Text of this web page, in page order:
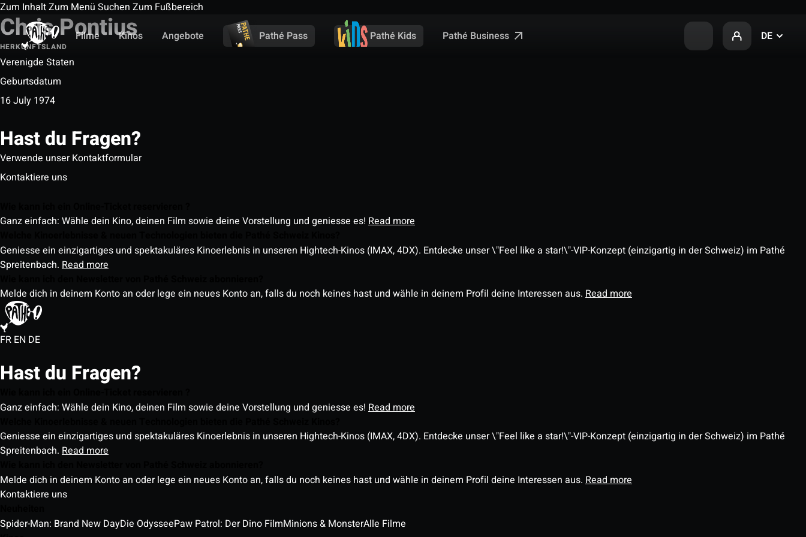
Zum InhaltZum Menü Suchen Zum Fußbereich
Filme
Kinos Angebote Pathé Pass Pathé Kids Pathé Business DE
Chris Pontius
HERKUNFTSLAND
Verenigde Staten
Geburtsdatum
16 July 1974
Hast du Fragen?
Verwende unser Kontaktformular
Kontaktiere uns
Ganz einfach: Wähle dein Kino, deinen Film sowie deine Vorstellung und geniesse es! Read more
Geniesse ein einzigartiges und spektakuläres Kinoerlebnis in unseren Hightech-Kinos (IMAX, 4DX). Entdecke unser \"Feel like a star!\"-VIP-Konzept (einzigartig in der Schweiz) im Pathé
Spreitenbach. Read more
Melde dich in deinem Konto an oder lege ein neues Konto an, falls du noch keines hast und wähle in deinem Profil deine Interessen aus. Read more
FR EN DE
Hast du Fragen?
Ganz einfach: Wähle dein Kino, deinen Film sowie deine Vorstellung und geniesse es! Read more
Geniesse ein einzigartiges und spektakuläres Kinoerlebnis in unseren Hightech-Kinos (IMAX, 4DX). Entdecke unser \"Feel like a star!\"-VIP-Konzept (einzigartig in der Schweiz) im Pathé
Spreitenbach. Read more
Melde dich in deinem Konto an oder lege ein neues Konto an, falls du noch keines hast und wähle in deinem Profil deine Interessen aus. Read more
Kontaktiere uns
Spider-Man: Brand New DayDie OdysseePaw Patrol: Der Dino FilmMinions & MonsterAlle Filme